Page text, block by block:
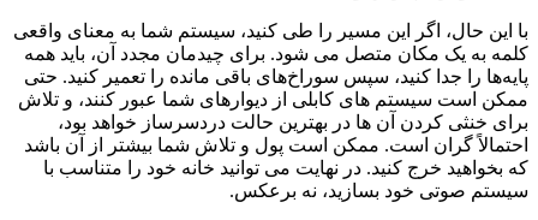
با این حال، اگر این مسیر را طی کنید، سیستم شما به معنای واقعی
کلمه به یک مکان متصل می شود. برای چیدمان مجدد آن، باید همه
پایه‌ها را جدا کنید، سپس سوراخ‌های باقی مانده را تعمیر کنید. حتی
ممکن است سیستم های کابلی از دیوارهای شما عبور کنند، و تلاش
برای خنثی کردن آن ها در بهترین حالت دردسرساز خواهد بود،
احتمالاً گران است. ممکن است پول و تلاش شما بیشتر از آن باشد
که بخواهید خرج کنید. در نهایت می توانید خانه خود را متناسب با
سیستم صوتی خود بسازید، نه برعکس.